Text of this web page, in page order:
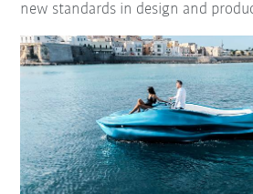
new standards in design and